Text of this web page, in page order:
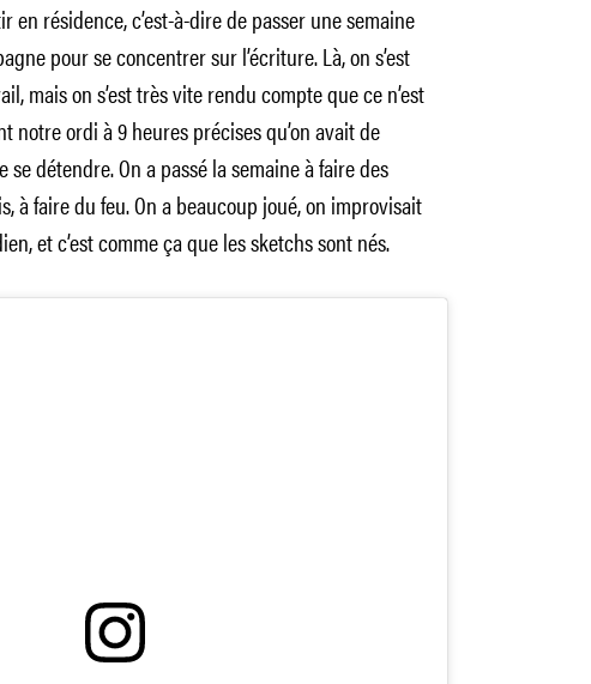
résidence, c’est-à-dire de passer une semaine
pour se concentrer sur l’écriture. Là, on s’est
mais on s’est très vite rendu compte que ce n’est
notre ordi à 9 heures précises qu’on avait de
se détendre. On a passé la semaine à faire des
à faire du feu. On a beaucoup joué, on improvisait
et c’est comme ça que les sketchs sont nés.